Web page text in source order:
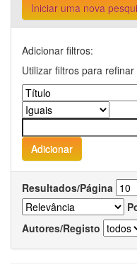
Iniciar uma nova
Adicionar filtros:
Utilizar filtros para
Resultados/Página
Autores/Registo